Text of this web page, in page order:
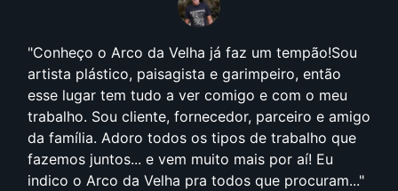
Conheço o Arco da Velha já faz um tempão!Sou
artista plástico, paisagista e garimpeiro, então
esse lugar tem tudo a ver comigo e com o meu
trabalho. Sou cliente, fornecedor, parceiro e amigo
da família. Adoro todos os tipos de trabalho que
fazemos juntos... e vem muito mais por aí! Eu
indico o Arco da Velha pra todos que procuram...